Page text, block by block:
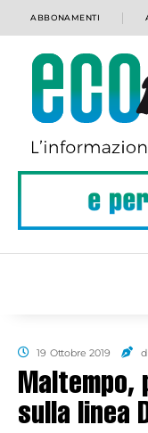
ABBONAMENTI
19 Ottobre 2019
sulla linea